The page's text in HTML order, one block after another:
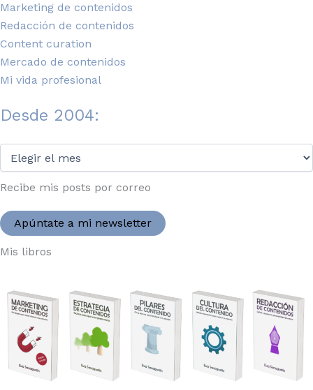
Marketing de contenidos
Redacción de contenidos
Content curation
Mercado de contenidos
Mi vida profesional
Desde 2004:
2004:
Recibe mis posts por correo
Apúntate a mi newsletter
Mis libros